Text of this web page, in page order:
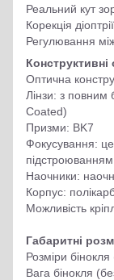
Реальний кут
Корекція
Регулювання
Оптична
Лінзи: з
Coated)
Призми: BK7
Фокусування:
Наочники:
Корпус:
Можливість
Габаритні
Розміри
Вага бінокля